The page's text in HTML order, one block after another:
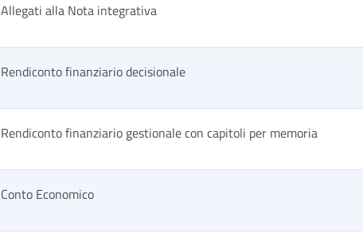
Allegati alla Nota integrativa
Rendiconto finanziario decisionale
Rendiconto finanziario gestionale con capitoli per memoria
Conto Economico